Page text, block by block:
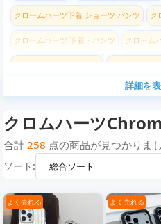
クロームハーツ下着 ショーツ パンツ ク
クロームハーツ 下着・パンツ クローム
クロームハーツ カー用品 クロムハーツ
詳細を
クロムハーツ
合計 258 点の商品が見つかりま
ソート:
よく売れる よく売れる